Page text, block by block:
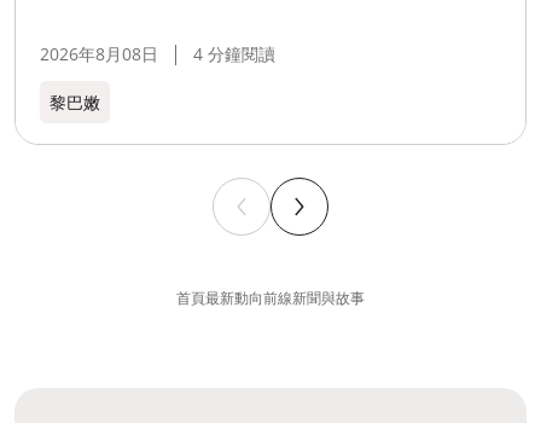
2026年8月08日 4 分鐘閱讀
黎巴嫩​
首頁最新動向前線新聞與故事